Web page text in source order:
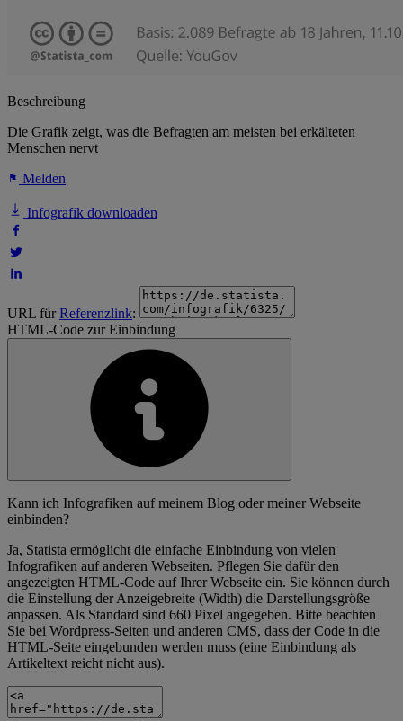
Beschreibung
Die Grafik zeigt, was die Befragten am meisten bei erkälteten
Menschen nervt
Melden
Infografik downloaden
URL fürReferenzlink:
HTML-Code zur Einbindung
Kann ich Infografiken auf meinem Blog oder meiner Webseite
einbinden?
Ja, Statista ermöglicht die einfache Einbindung von vielen
Infografiken auf anderen Webseiten. Pflegen Sie dafür den
angezeigten HTML-Code auf Ihrer Webseite ein. Sie können durch
die Einstellung der Anzeigebreite (Width) die Darstellungsgröße
anpassen. Als Standard sind 660 Pixel angegeben. Bitte beachten
Sie bei Wordpress-Seiten und anderen CMS, dass der Code in die
HTML-Seite eingebunden werden muss (eine Einbindung als
Artikeltext reicht nicht aus).